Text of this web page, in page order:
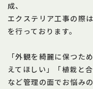
成、
エクステリア工事の際
を行っております。
「外観を綺麗に保つた
えてほしい」「植栽と
など管理の面でお悩み